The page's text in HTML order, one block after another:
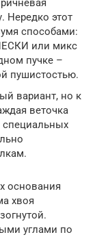
Нередко этот
способами:
или микс
пучке –
пушистостью.
вариант, но к
веточка
специальных
основания
хвоя
углами по